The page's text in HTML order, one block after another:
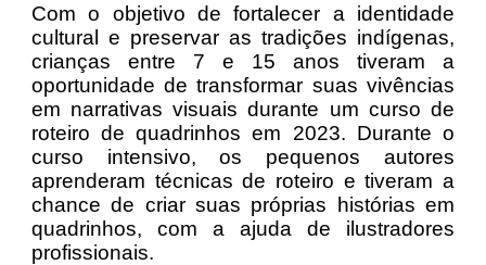
Com o objetivo de fortalecer a identidade
cultural e preservar as tradições indígenas,
crianças entre 7 e 15 anos tiveram a
oportunidade de transformar suas vivências
em narrativas visuais durante um curso de
roteiro de quadrinhos em 2023. Durante o
curso intensivo, os pequenos autores
aprenderam técnicas de roteiro e tiveram a
chance de criar suas próprias histórias em
quadrinhos, com a ajuda de ilustradores
profissionais.